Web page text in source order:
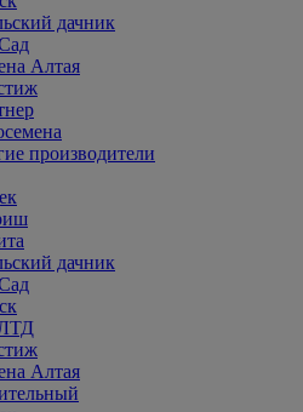
дачник
Алтая
производители
дачник
Алтая